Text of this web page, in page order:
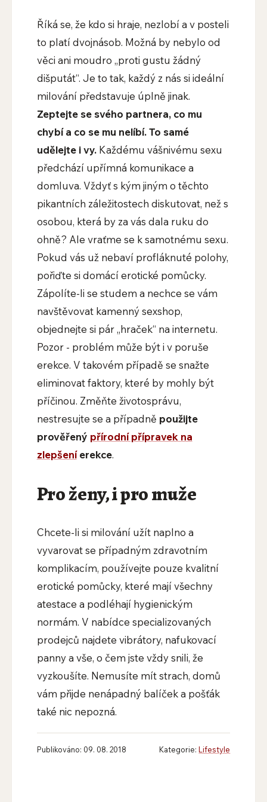
Říká se, že kdo si hraje, nezlobí a v posteli
to platí dvojnásob. Možná by nebylo od
věci ani moudro „proti gustu žádný
dišputát“. Je to tak, každý z nás si ideální
milování představuje úplně jinak.
Zeptejte se svého partnera, co mu
chybí a co se mu nelíbí. To samé
udělejte i vy.Každému vášnivému sexu
předchází upřímná komunikace a
domluva. Vždyť s kým jiným o těchto
pikantních záležitostech diskutovat, než s
osobou, která by za vás dala ruku do
ohně? Ale vraťme se k samotnému sexu.
Pokud vás už nebaví profláknuté polohy,
pořiďte si domácí erotické pomůcky.
Zápolíte-li se studem a nechce se vám
navštěvovat kamenný sexshop,
objednejte si pár „hraček“ na internetu.
Pozor - problém může být i v poruše
erekce. V takovém případě se snažte
eliminovat faktory, které by mohly být
příčinou. Změňte životosprávu,
nestresujte se a případně použijte
prověřený přírodní přípravek na
zlepšeníerekce.
Pro ženy, i pro muže
Chcete-li si milování užít naplno a
vyvarovat se případným zdravotním
komplikacím, používejte pouze kvalitní
erotické pomůcky, které mají všechny
atestace a podléhají hygienickým
normám. V nabídce specializovaných
prodejců najdete vibrátory, nafukovací
panny a vše, o čem jste vždy snili, že
vyzkoušíte. Nemusíte mít strach, domů
vám přijde nenápadný balíček a pošťák
také nic nepozná.
Publikováno: 09. 08. 2018 Kategorie:Lifestyle